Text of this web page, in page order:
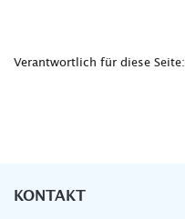
Verantwortlich für diese Seite:
KONTAKT